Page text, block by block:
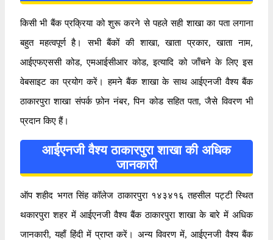
किसी भी बैंक प्रक्रिया को शुरू करने से पहले सही शाखा का पता लगाना
बहुत महत्वपूर्ण है। सभी बैंकों की शाखा, खाता प्रकार, खाता नाम,
आईएफएससी कोड, एमआईसीआर कोड, इत्यादि को जाँचने के लिए इस
वेबसाइट का प्रयोग करें। हमने बैंक शाखा के साथ आईएनजी वैश्य बैंक
ठाकारपुरा शाखा संपर्क फ़ोन नंबर, पिन कोड सहित पता, जैसे विवरण भी
प्रदान किए हैं।
आईएनजी वैश्य ठाकारपुरा शाखा की अधिक
जानकारी
ऑप शहीद भगत सिंह कॉलेज ठाकारपुरा १४३४१६ तहसील पट्टी स्थित
थकारपुरा शहर में आईएनजी वैश्य बैंक ठाकारपुरा शाखा के बारे में अधिक
जानकारी, यहाँ हिंदी में प्राप्त करें। अन्य विवरण में, आईएनजी वैश्य बैंक